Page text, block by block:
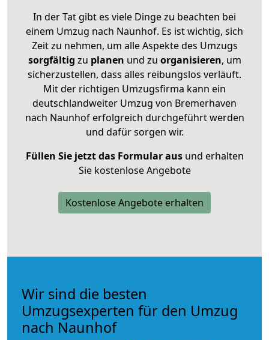
In der Tat gibt es viele Dinge zu beachten bei
einem Umzug nach Naunhof. Es ist wichtig, sich
Zeit zu nehmen, um alle Aspekte des Umzugs
sorgfältig zu planen und zu organisieren, um
sicherzustellen, dass alles reibungslos verläuft.
Mit der richtigen Umzugsfirma kann ein
deutschlandweiter Umzug von Bremerhaven
nach Naunhof erfolgreich durchgeführt werden
und dafür sorgen wir.
Füllen Sie jetzt das Formular ausund erhalten
Sie kostenlose Angebote
Kostenlose Angebote erhalten
Wir sind die besten
Umzugsexperten für den Umzug
nach Naunhof